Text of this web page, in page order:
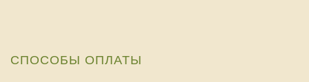
СПОСОБЫ ОПЛАТЫ